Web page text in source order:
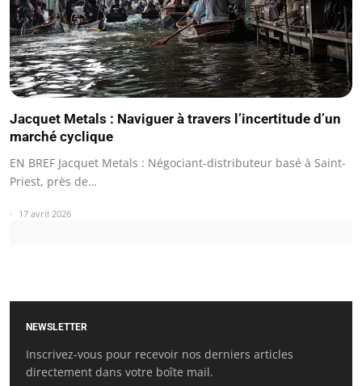
Jacquet Metals : Naviguer à travers l’incertitude d’un
marché cyclique
EN BREF Jacquet Metals : Négociant-distributeur basé à Saint-
Priest, près de…
17 avril 2026
NEWSLETTER
Inscrivez-vous pour recevoir nos derniers articles
directement dans votre boîte mail.